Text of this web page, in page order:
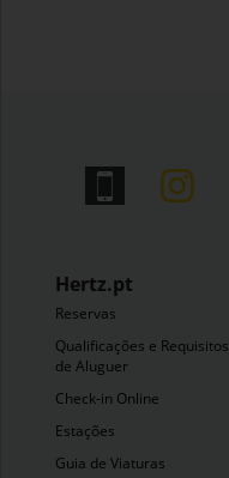
Hertz.pt
Reservas
Qualificações e Requisitos
de Aluguer
Check-in Online
Estações
Guia de Viaturas